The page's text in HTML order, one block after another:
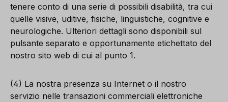
tenere conto di una serie di possibili disabilità, tra cui
quelle visive, uditive, fisiche, linguistiche, cognitive e
neurologiche. Ulteriori dettagli sono disponibili sul
pulsante separato e opportunamente etichettato del
nostro sito web di cui al punto 1.
(4) La nostra presenza su Internet o il nostro
servizio nelle transazioni commerciali elettroniche